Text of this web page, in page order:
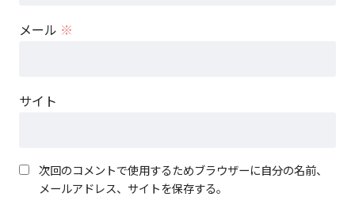
メール ※
サイト
次回のコメントで使用するためブラウザーに自分の名前、
メールアドレス、サイトを保存する。